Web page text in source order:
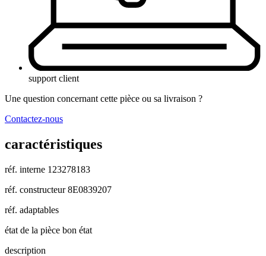
support client
Une question concernant cette pièce ou sa livraison ?
Contactez-nous
caractéristiques
réf. interne 123278183
réf. constructeur 8E0839207
réf. adaptables
état de la pièce bon état
description